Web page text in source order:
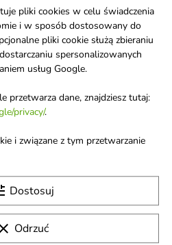
odcień 2.0 W Vanilla o
satynowo-rozświetlonym
wykończeniu

favorite_border
Veoli Botanica Drop of
Perfection
wygładzająco-kryjący
Krem BB do skóry
pliki cookies w celu świadczenia
i w sposób dostosowany do
pliki cookie służą zbieraniu
spersonalizowanych
usług Google.
przetwarza dane, znajdziesz tutaj:
privacy/.
i związane z tym przetwarzanie
Dostosuj
Odrzuć